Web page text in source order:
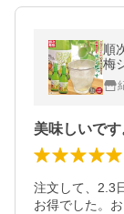
順次発送
梅
易
料
美味しいです
注文して、2.3
お得でした。